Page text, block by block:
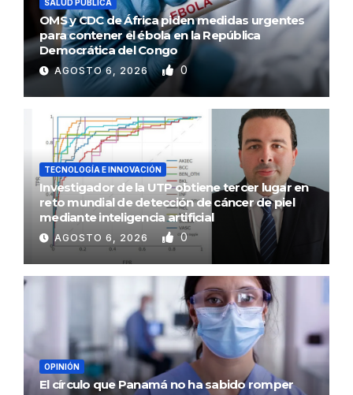
SALUD PÚBLICA
OMS y CDC de África piden medidas urgentes
para contener el ébola en la República
Democrática del Congo
AGOSTO 6, 2026 0
TECNOLOGÍA E INNOVACIÓN
Investigador de la UTP obtiene tercer lugar en
reto mundial de detección de cáncer de piel
mediante inteligencia artificial
AGOSTO 6, 2026 0
OPINIÓN
El círculo que Panamá no ha sabido romper